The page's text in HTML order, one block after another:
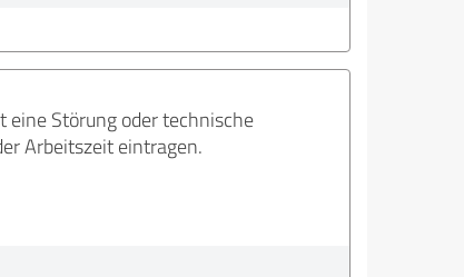
eine Störung oder technische
Arbeitszeit eintragen.